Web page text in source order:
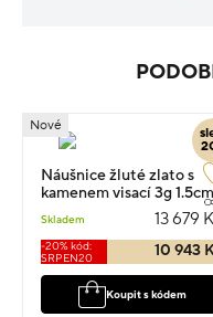
Nové
Náušnice žluté zlato s
kamenem visací 3g 1.5cm
Skladem 13 679
-20% kód:
SRPEN20
10 943
Koupit s kódem